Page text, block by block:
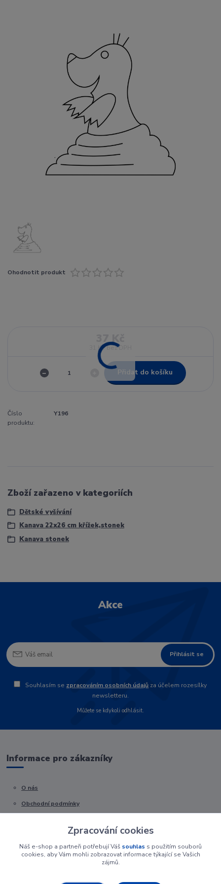
Ohodnotit produkt
37 Kč
31 Kč bez DPH
Přidat do košíku
Číslo
produktu:
Y196
Zboží zařazeno v kategoriích
Dětské vyšívání
Kanava 22x26 cm křížek,stonek
Kanava stonek
Akce
Přihlásit se
Souhlasím se zpracováním osobních údajů za účelem rozesílky
newsletteru.
Můžete se kdykoli odhlásit.
Informace pro zákazníky
O nás
Obchodní podmínky
Zpracování cookies
Náš e-shop a partneři potřebují Váš souhlas s použitím souborů
cookies, aby Vám mohli zobrazovat informace týkající se Vašich
zájmů.